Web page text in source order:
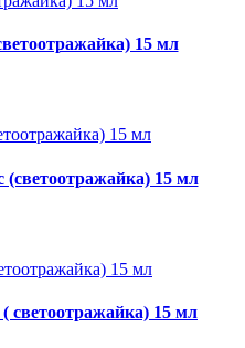
15 мл
(светоотражайка) 15 мл
светоотражайка) 15 мл